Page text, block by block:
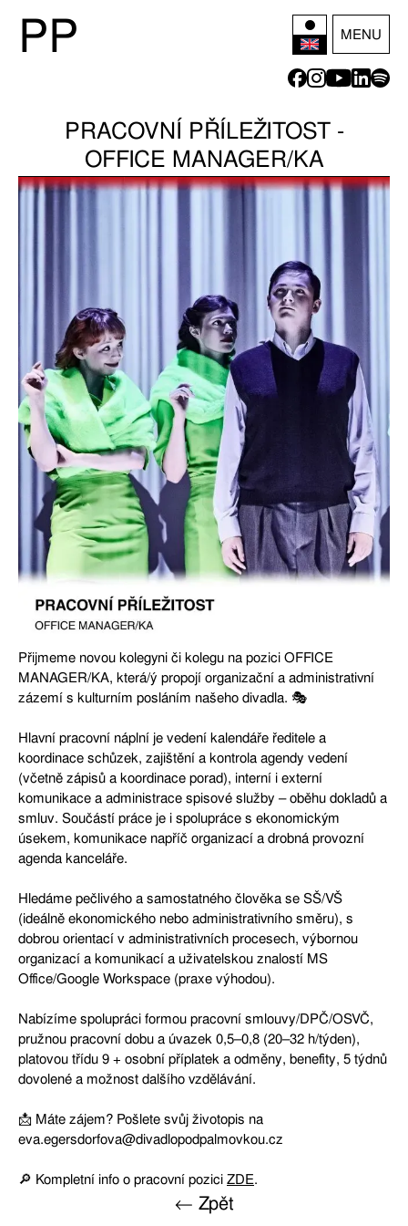
PP MENU
PRACOVNÍ PŘÍLEŽITOST -
OFFICE MANAGER/KA
Přijmeme novou kolegyni či kolegu na pozici OFFICE
MANAGER/KA, která/ý propojí organizační a administrativní
zázemí s kulturním posláním našeho divadla. 🎭
Hlavní pracovní náplní je vedení kalendáře ředitele a
koordinace schůzek, zajištění a kontrola agendy vedení
(včetně zápisů a koordinace porad), interní i externí
komunikace a administrace spisové služby – oběhu dokladů a
smluv. Součástí práce je i spolupráce s ekonomickým
úsekem, komunikace napříč organizací a drobná provozní
agenda kanceláře.
Hledáme pečlivého a samostatného člověka se SŠ/VŠ
(ideálně ekonomického nebo administrativního směru), s
dobrou orientací v administrativních procesech, výbornou
organizací a komunikací a uživatelskou znalostí MS
Office/Google Workspace (praxe výhodou).
Nabízíme spolupráci formou pracovní smlouvy/DPČ/OSVČ,
pružnou pracovní dobu a úvazek 0,5–0,8 (20–32 h/týden),
platovou třídu 9 + osobní příplatek a odměny, benefity, 5 týdnů
dovolené a možnost dalšího vzdělávání.
📩 Máte zájem? Pošlete svůj životopis na
eva.egersdorfova@divadlopodpalmovkou.cz
🔎 Kompletní info o pracovní pozici ZDE.
← Zpět